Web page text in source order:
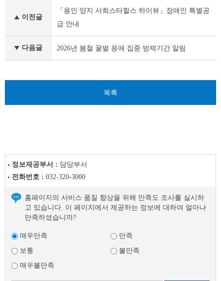
글
음
이전글
「용인 양지 서희스타힐스 하이뷰」장애인 특별공
급 안내
다음글 2026년 봄철 꿀벌 응애 집중 방제기간 알림
목록
정보제공부서 : 담당부서
전화번호 : 032-320-3000
홈페이지의 서비스 품질 향상을 위해 만족도 조사를 실시하
고 있습니다. 이 페이지에서 제공하는 정보에 대하여 얼마나
만족하셨습니까?
매우만족
만족
보통
불만족
매우불만족